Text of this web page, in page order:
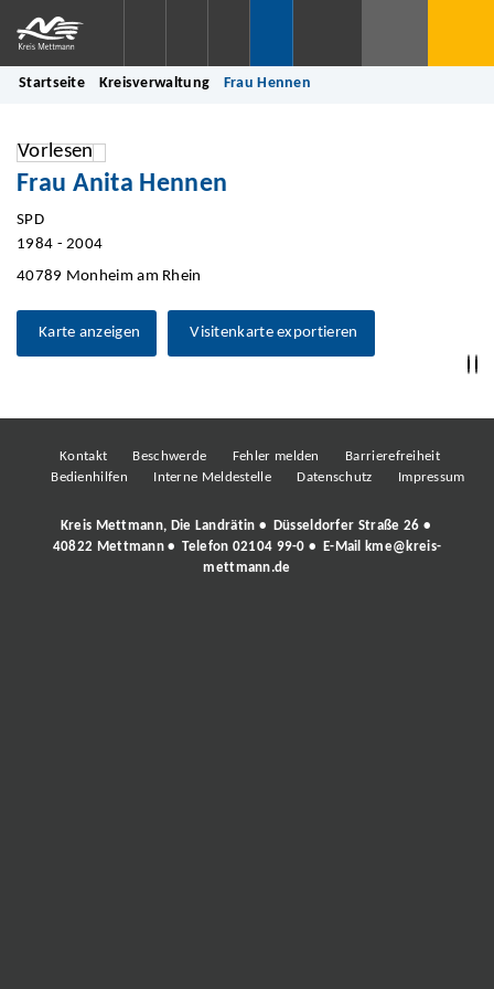
Startseite Kreisverwaltung Frau Hennen
Vorlesen
Frau Anita Hennen
SPD
1984 - 2004
40789 Monheim am Rhein
Karte anzeigen Visitenkarte exportieren
Kontakt Beschwerde Fehler melden
Barrierefreiheit
Bedienhilfen
Interne Meldestelle Datenschutz Impressum
Kreis Mettmann, Die Landrätin • Düsseldorfer Straße 26 •
40822 Mettmann • Telefon 02104 99-0 • E-Mail
kme@kreis-
mettmann.de